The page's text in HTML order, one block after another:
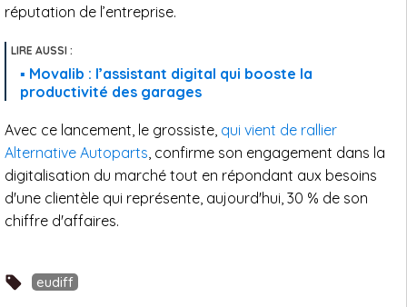
réputation de l’entreprise.
Movalib : l’assistant digital qui booste la
productivité des garages
Avec ce lancement, le grossiste, qui vient de rallier
Alternative Autoparts, confirme son engagement dans la
digitalisation du marché tout en répondant aux besoins
d'une clientèle qui représente, aujourd'hui, 30 % de son
chiffre d'affaires.
eudiff